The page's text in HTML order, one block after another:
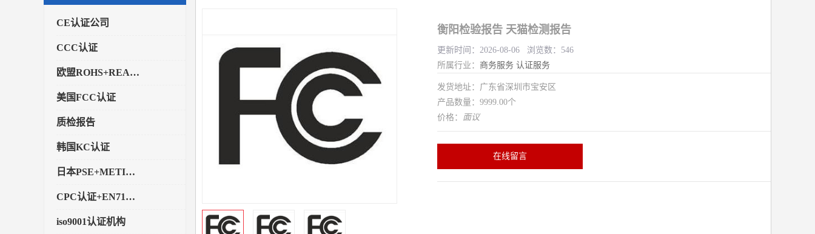
CE认证公司
CCC认证
欧盟ROHS+REACH认证
美国FCC认证
质检报告
韩国KC认证
日本PSE+METI备案
CPC认证+EN71玩具认证
iso9001认证机构
衡阳检验报告 天猫检测报告
更新时间：2026-08-06 浏览数：546
所属行业： 商务服务 认证服务
发货地址：广东省深圳市宝安区
产品数量：9999.00个
价格： 面议
在线留言